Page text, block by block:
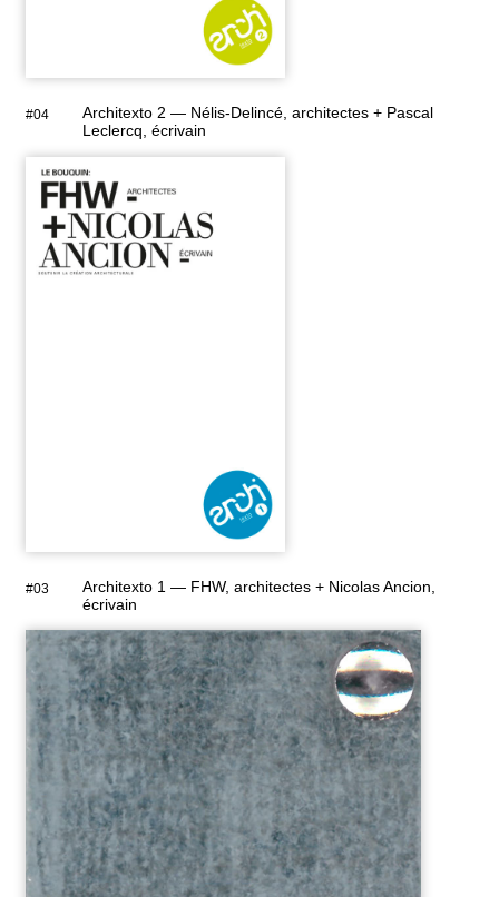
#04
Architexto 2 — Nélis-Delincé, architectes + Pascal
Leclercq, écrivain
#03
Architexto 1 — FHW, architectes + Nicolas Ancion,
écrivain